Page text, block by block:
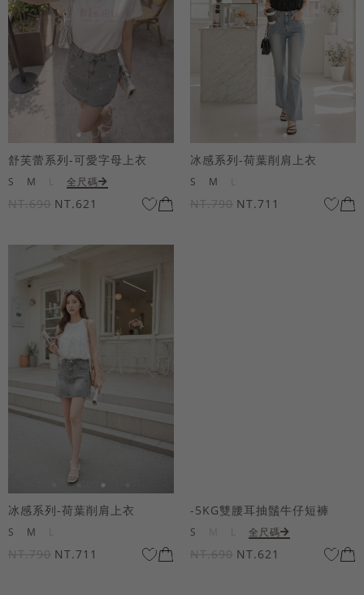
舒芙蕾系列-可愛字母上衣
S M 全尺碼
NT.690 NT.621
冰感系列-荷葉削肩上衣
S M
NT.790 NT.711
冰感系列-荷葉削肩上衣
S M
NT.790 NT.711
-5KG雙腰耳抽鬚牛仔短褲
S 全尺碼
NT.690 NT.621